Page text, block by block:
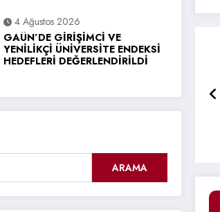
4 Ağustos 2026
GAÜN’DE GİRİŞİMCİ VE
YENİLİKÇİ ÜNİVERSİTE ENDEKSİ
HEDEFLERİ DEĞERLENDİRİLDİ
ARAMA